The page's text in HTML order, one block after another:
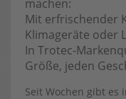
machen:
Mit erfrischender
Klimageräte oder
In Trotec-
Größe, jeden
Seit Wochen gibt es